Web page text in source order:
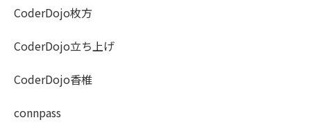
CoderDojo枚方
CoderDojo立ち上げ
CoderDojo香椎
connpass